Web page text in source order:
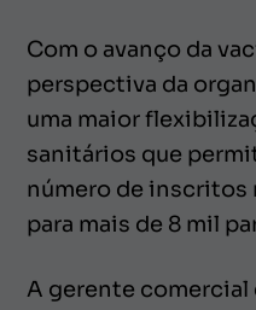
Com o avanço da
perspectiva da
uma maior
sanitários que
número de inscritos
para mais de 8 mil
A gerente comercial